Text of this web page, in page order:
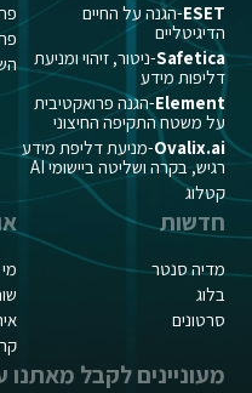
ESET-הגנה על החיים
הדיגיטליים
Safetica-ניטור, זיהוי ומניעת
דליפות מידע
Element-הגנה פרואקטיבית
על משטח התקיפה החיצוני
Ovalix.ai-מניעת דליפת מידע
רגיש, בקרה ושליטה ביישומי AI
קטלוג
חדשות
מדיה סנטר
בלוג
סרטונים
מעוניינים לקבל מאתנו